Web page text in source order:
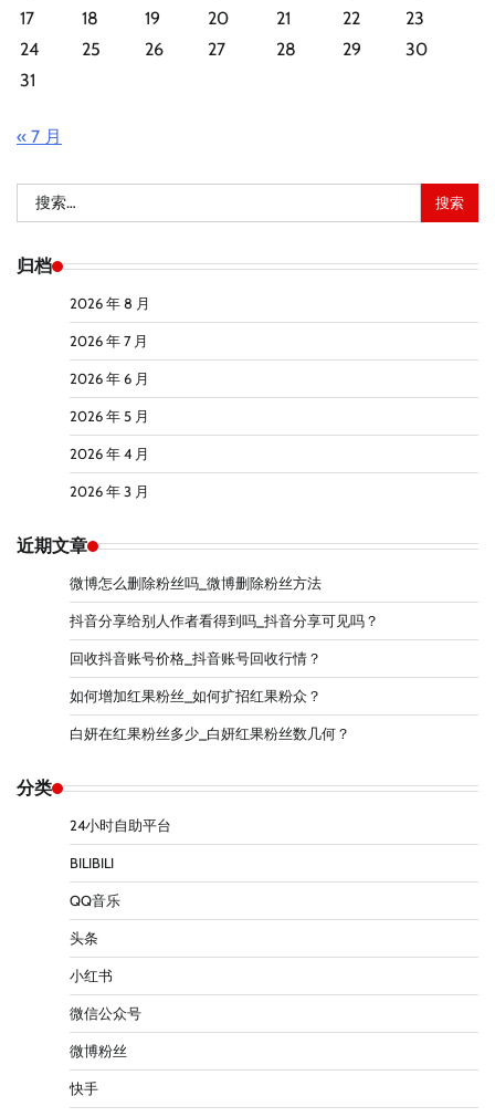
17
18 19 20 21 22
23
24
25 26 27 28 29
30
31
« 7 月
索：
归档
2026 年 8 月
2026 年 7 月
2026 年 6 月
2026 年 5 月
2026 年 4 月
2026 年 3 月
近期文章
微博怎么删除粉丝吗_微博删除粉丝方法
抖音分享给别人作者看得到吗_抖音分享可见吗？
回收抖音账号价格_抖音账号回收行情？
如何增加红果粉丝_如何扩招红果粉众？
白妍在红果粉丝多少_白妍红果粉丝数几何？
分类
24小时自助平台
BILIBILI
QQ音乐
头条
小红书
微信公众号
微博粉丝
快手